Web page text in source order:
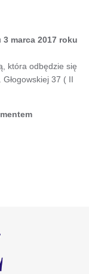
3 marca 2017 roku
która odbędzie się
37 ( II